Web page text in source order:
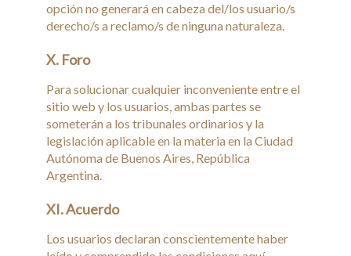
opción no generará en cabeza del/los usuario/s
derecho/s a reclamo/s de ninguna naturaleza.
X. Foro
Para solucionar cualquier inconveniente entre el
sitio web y los usuarios, ambas partes se
someterán a los tribunales ordinarios y la
legislación aplicable en la materia en la Ciudad
Autónoma de Buenos Aires, República
Argentina.
XI. Acuerdo
Los usuarios declaran conscientemente haber